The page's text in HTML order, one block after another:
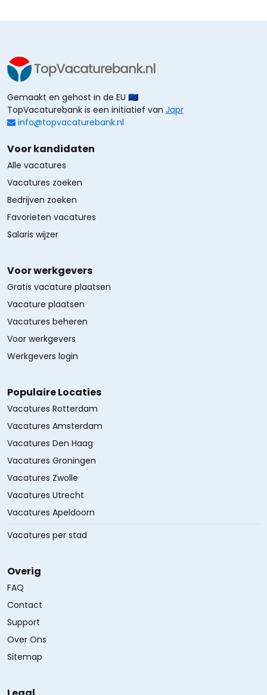
Gemaakt en gehost in de EU 🇪🇺
TopVacaturebank is een initiatief van Japr
info@topvacaturebank.nl
Voor kandidaten
Alle vacatures
Vacatures zoeken
Bedrijven zoeken
Favorieten vacatures
Salaris wijzer
Voor werkgevers
Gratis vacature plaatsen
Vacature plaatsen
Vacatures beheren
Voor werkgevers
Werkgevers login
Populaire Locaties
Vacatures Rotterdam
Vacatures Amsterdam
Vacatures Den Haag
Vacatures Groningen
Vacatures Zwolle
Vacatures Utrecht
Vacatures Apeldoorn
Vacatures per stad
Overig
FAQ
Contact
Support
Over Ons
Sitemap